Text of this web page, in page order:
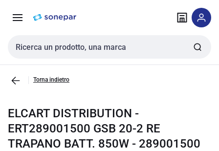
navigazione alla
Cerca input
Torna indietro
ELCART DISTRIBUTION -
ERT289001500 GSB 20-2 RE
TRAPANO BATT. 850W - 289001500